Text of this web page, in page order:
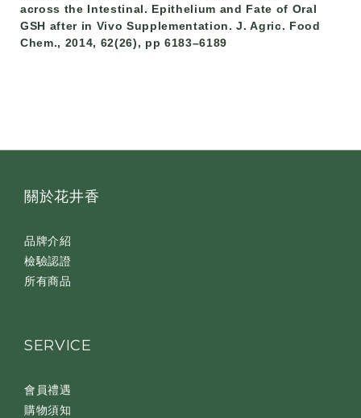
across the Intestinal. Epithelium and Fate of Oral
GSH after in Vivo Supplementation. J. Agric. Food
Chem., 2014, 62(26), pp 6183–6189
關於花井香
品牌介紹
檢驗認證
所有商品
SERVICE
會員禮遇
購物須知